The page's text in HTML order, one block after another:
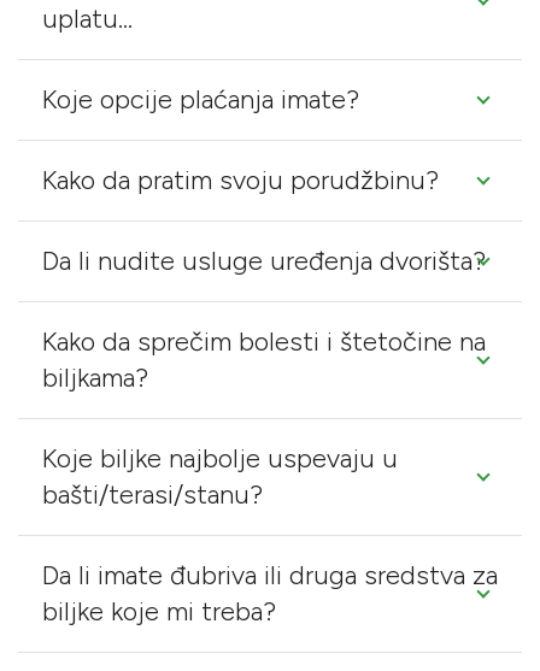
uplatu…
Koje opcije plaćanja imate?
Kako da pratim svoju porudžbinu?
Da li nudite usluge uređenja dvorišta?
Kako da sprečim bolesti i štetočine na
biljkama?
Koje biljke najbolje uspevaju u
bašti/terasi/stanu?
Da li imate đubriva ili druga sredstva za
biljke koje mi treba?